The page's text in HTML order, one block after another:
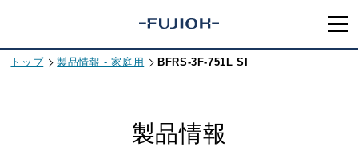
トップ 製品情報 - 家庭用 BFRS-3F-751L SI
製品情報